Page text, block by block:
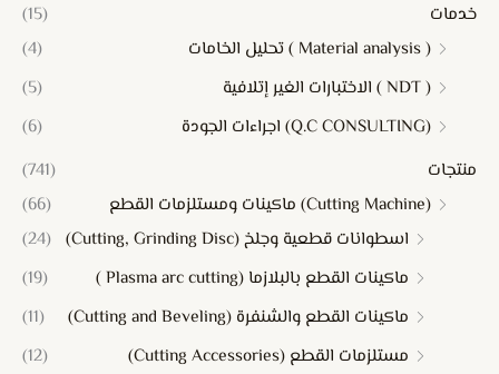
خدمات
(15)
( Material analysis ) تحليل الخامات
(4)
( NDT ) الاختبارات الغير إتلافية
(5)
(Q.C CONSULTING) اجراءات الجودة
(6)
منتجات
(741)
(Cutting Machine) ماكينات ومستلزمات القطع
(66)
اسطوانات قطعية وجلخ (Cutting, Grinding Disc)
(24)
ماكينات القطع بالبلازما (Plasma arc cutting )
(19)
ماكينات القطع والشنفرة (Cutting and Beveling)
(11)
مستلزمات القطع (Cutting Accessories)
(12)